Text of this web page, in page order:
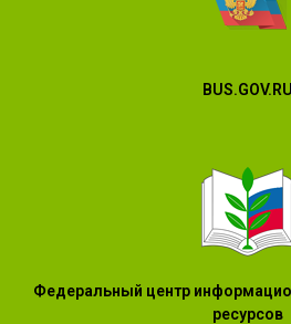
BUS.GOV.RU
Федеральный центр
ресурсов